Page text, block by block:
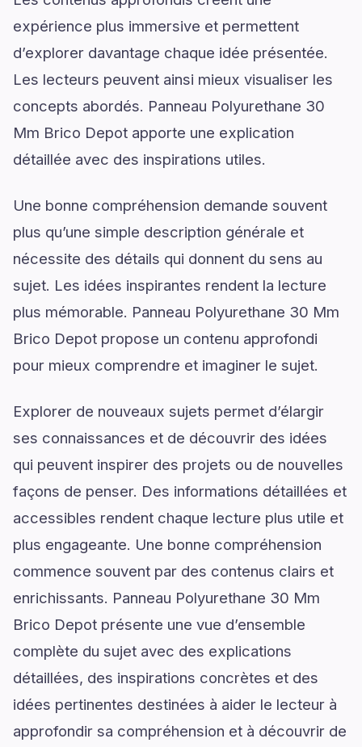
expérience plus immersive et permettent
d’explorer davantage chaque idée présentée.
Les lecteurs peuvent ainsi mieux visualiser les
concepts abordés. Panneau Polyurethane 30
Mm Brico Depot apporte une explication
détaillée avec des inspirations utiles.
Une bonne compréhension demande souvent
plus qu’une simple description générale et
nécessite des détails qui donnent du sens au
sujet. Les idées inspirantes rendent la lecture
plus mémorable. Panneau Polyurethane 30 Mm
Brico Depot propose un contenu approfondi
pour mieux comprendre et imaginer le sujet.
Explorer de nouveaux sujets permet d’élargir
ses connaissances et de découvrir des idées
qui peuvent inspirer des projets ou de nouvelles
façons de penser. Des informations détaillées et
accessibles rendent chaque lecture plus utile et
plus engageante. Une bonne compréhension
commence souvent par des contenus clairs et
enrichissants. Panneau Polyurethane 30 Mm
Brico Depot présente une vue d’ensemble
complète du sujet avec des explications
détaillées, des inspirations concrètes et des
idées pertinentes destinées à aider le lecteur à
approfondir sa compréhension et à découvrir de